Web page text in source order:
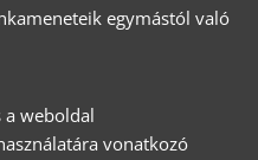
egymástól való
a weboldal
vonatkozó